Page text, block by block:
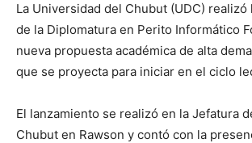
La Universidad del Chubut (UDC)
de la Diplomatura en Perito Informático
nueva propuesta académica de alta
que se proyecta para iniciar en el ciclo
El lanzamiento se realizó en la Jefatura
Chubut en Rawson y contó con la